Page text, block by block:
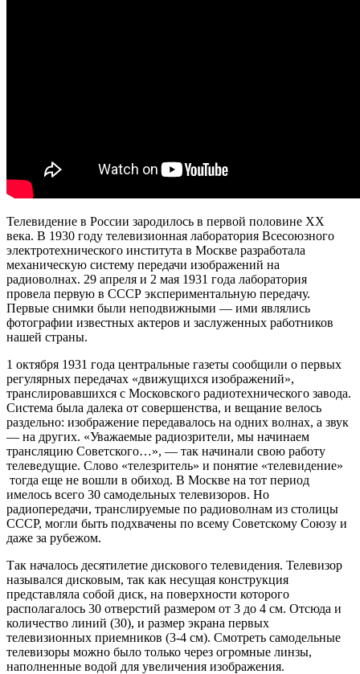
Телевидение в России зародилось в первой половине XX
века. В 1930 году телевизионная лаборатория Всесоюзного
электротехнического института в Москве разработала
механическую систему передачи изображений на
радиоволнах. 29 апреля и 2 мая 1931 года лаборатория
провела первую в СССР экспериментальную передачу.
Первые снимки были неподвижными — ими являлись
фотографии известных актеров и заслуженных работников
нашей страны.
1 октября 1931 года центральные газеты сообщили о первых
регулярных передачах «движущихся изображений»,
транслировавшихся с Московского радиотехнического завода.
Система была далека от совершенства, и вещание велось
раздельно: изображение передавалось на одних волнах, а звук
— на других. «Уважаемые радиозрители, мы начинаем
трансляцию Советского…», — так начинали свою работу
телеведущие. Слово «телезритель» и понятие «телевидение»
тогда еще не вошли в обиход. В Москве на тот период
имелось всего 30 самодельных телевизоров. Но
радиопередачи, транслируемые по радиоволнам из столицы
СССР, могли быть подхвачены по всему Советскому Союзу и
даже за рубежом.
Так началось десятилетие дискового телевидения. Телевизор
назывался дисковым, так как несущая конструкция
представляла собой диск, на поверхности которого
располагалось 30 отверстий размером от 3 до 4 см. Отсюда и
количество линий (30), и размер экрана первых
телевизионных приемников (3-4 см). Смотреть самодельные
телевизоры можно было только через огромные линзы,
наполненные водой для увеличения изображения.